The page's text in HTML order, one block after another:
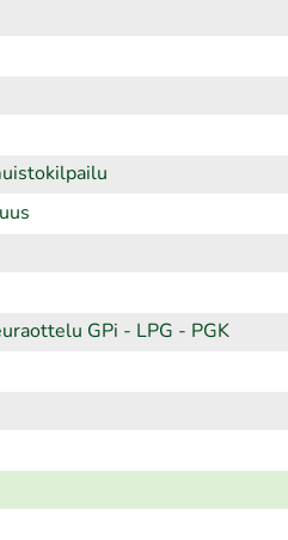
GPi - LPG - PGK